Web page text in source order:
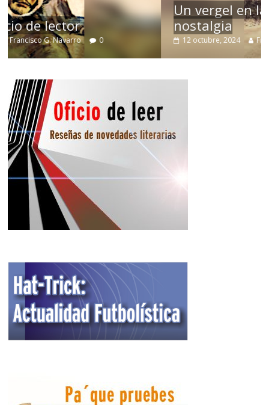
Un vergel en las nieblas de la
nostalgia
12 octubre, 2024 Francisco G. Navarro 0